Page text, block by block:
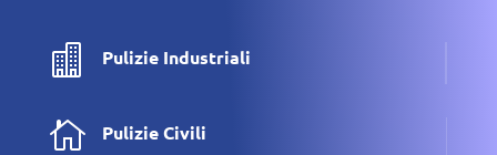
 Pulizie Industriali
 Pulizie Civili